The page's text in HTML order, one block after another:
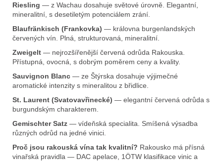
Riesling — z Wachau dosahuje světové úrovně. Elegantní,
mineralitní, s desetiletým potenciálem zrání.
Blaufränkisch (Frankovka) — královna burgenlandských
červených vín. Plná, strukturovaná, mineralitní.
Zweigelt — nejrozšířenější červená odrůda Rakouska.
Přístupná, ovocná, s dobrým poměrem ceny a kvality.
Sauvignon Blanc — ze Štýrska dosahuje výjimečné
aromatické intenzity s mineralitou z břidlice.
St. Laurent (Svatovavřinecké) — elegantní červená odrůda s
burgundským charakterem.
Gemischter Satz — vídeňská specialita. Smíšená výsadba
různých odrůd na jedné vinici.
Proč jsou rakouská vína tak kvalitní? Rakousko má přísná
vinařská pravidla — DAC apelace, 1ÖTW klasifikace vinic a